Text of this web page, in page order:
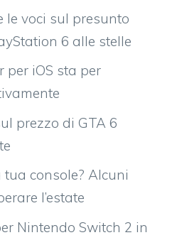
le voci sul presunto
6 alle stelle
per iOS sta per
prezzo di GTA 6
tua console? Alcuni
l’estate
Nintendo Switch 2 in